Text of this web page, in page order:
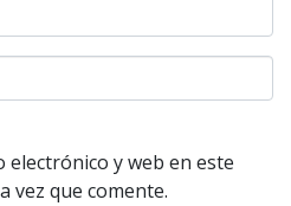
y web en este
vez que comente.